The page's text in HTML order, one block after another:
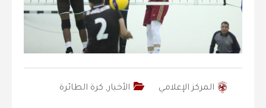
المركز الإعلامي الأخبار, كرة الطائرة